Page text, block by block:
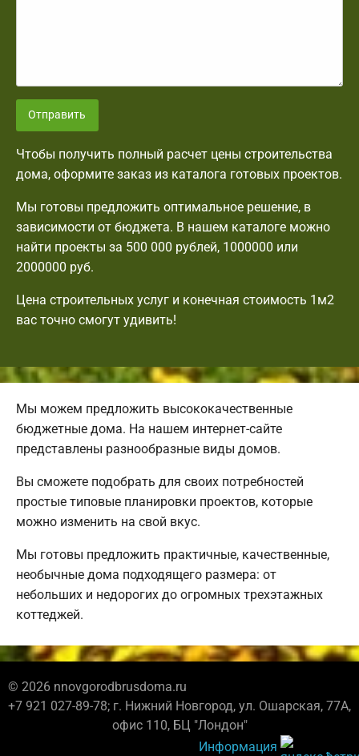
Отправить
Чтобы получить полный расчет цены строительства
дома, оформите заказ из каталога готовых проектов.
Мы готовы предложить оптимальное решение, в
зависимости от бюджета. В нашем каталоге можно
найти проекты за 500 000 рублей, 1000000 или
2000000 руб.
Цена строительных услуг и конечная стоимость 1м2
вас точно смогут удивить!
Мы можем предложить высококачественные
бюджетные дома. На нашем интернет-сайте
представлены разнообразные виды домов.
Вы сможете подобрать для своих потребностей
простые типовые планировки проектов, которые
можно изменить на свой вкус.
Мы готовы предложить практичные, качественные,
необычные дома подходящего размера: от
небольших и недорогих до огромных трехэтажных
коттеджей.
© 2026 nnovgorodbrusdoma.ru
+7 921 027-89-78; г. Нижний Новгород, ул. Ошарская, 77А,
офис 110, БЦ "Лондон"
Информация